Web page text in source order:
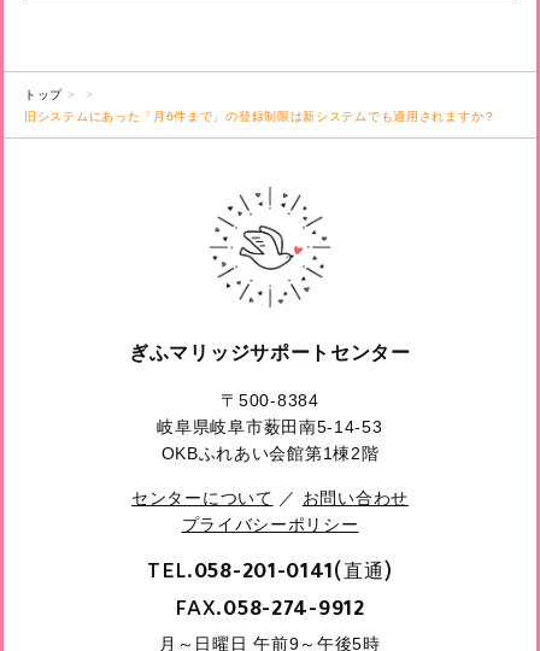
トップ
旧システムにあった「月6件まで」の登録制限は新システムでも適用されますか？
ぎふマリッジサポートセンター
〒500-8384
岐阜県岐阜市薮田南5-14-53
OKBふれあい会館第1棟2階
センターについて ／ お問い合わせ
プライバシーポリシー
TEL.058-201-0141(直通)
FAX.058-274-9912
月～日曜日 午前9～午後5時